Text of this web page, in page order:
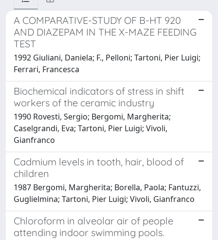
A COMPARATIVE-STUDY OF B-HT 920
AND DIAZEPAM IN THE X-MAZE FEEDING
TEST
1992 Giuliani, Daniela; F., Pelloni; Tartoni, Pier Luigi;
Ferrari, Francesca
Biochemical indicators of stress in shift
workers of the ceramic industry
1990 Rovesti, Sergio; Bergomi, Margherita;
Caselgrandi, Eva; Tartoni, Pier Luigi; Vivoli,
Gianfranco
Cadmium levels in tooth, hair, blood of
children
1987 Bergomi, Margherita; Borella, Paola; Fantuzzi,
Guglielmina; Tartoni, Pier Luigi; Vivoli, Gianfranco
Chloroform in alveolar air of people
attending indoor swimming pools.